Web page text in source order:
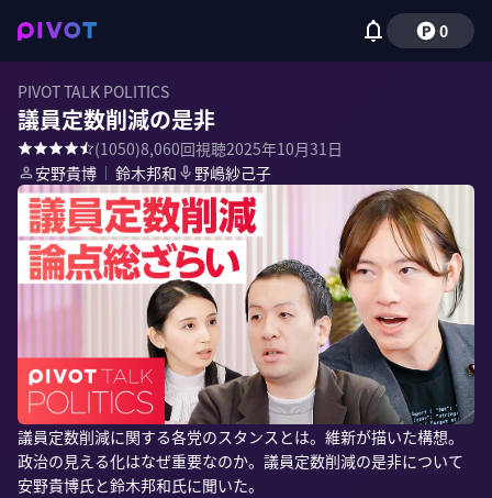
0
PIVOT TALK POLITICS
議員定数削減の是非
(1050)8,060回視聴2025年10月31日
安野貴博 ｜ 鈴木邦和 野嶋紗己子
議員定数削減に関する各党のスタンスとは。維新が描いた構想。
政治の見える化はなぜ重要なのか。議員定数削減の是非について
安野貴博氏と鈴木邦和氏に聞いた。